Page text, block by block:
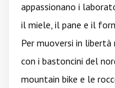
appassionano i
il miele, il pane e il
Per muoversi in
con i bastoncini del
mountain bike e le